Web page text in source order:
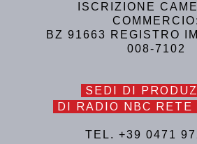
ISCRIZIONE
COMMERCIO:
BZ 91663 REGISTRO
008-7102
SEDI DI
DI RADIO NBC RETE
TEL. +39 0471